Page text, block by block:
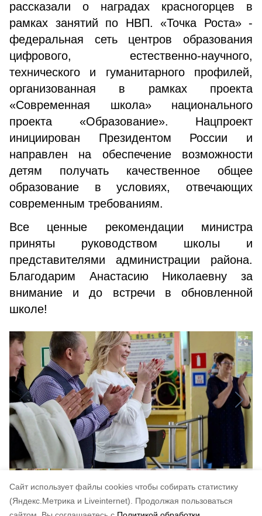
Cайт использует файлы cookies чтобы собирать статистику
(Яндекс.Метрика и Liveinternet).
Продолжая пользоваться
рассказали о наградах красногорцев в
рамках занятий по НВП. «Точка Роста» -
федеральная сеть центров образования
цифрового, естественно-научного,
технического и гуманитарного профилей,
организованная в рамках проекта
«Современная школа» национального
проекта «Образование». Нацпроект
инициирован Президентом России и
направлен на обеспечение возможности
детям получать качественное общее
образование в условиях, отвечающих
современным требованиям.
Все ценные рекомендации министра
приняты руководством школы и
представителями администрации района.
Благодарим Анастасию Николаевну за
внимание и до встречи в обновленной
школе!